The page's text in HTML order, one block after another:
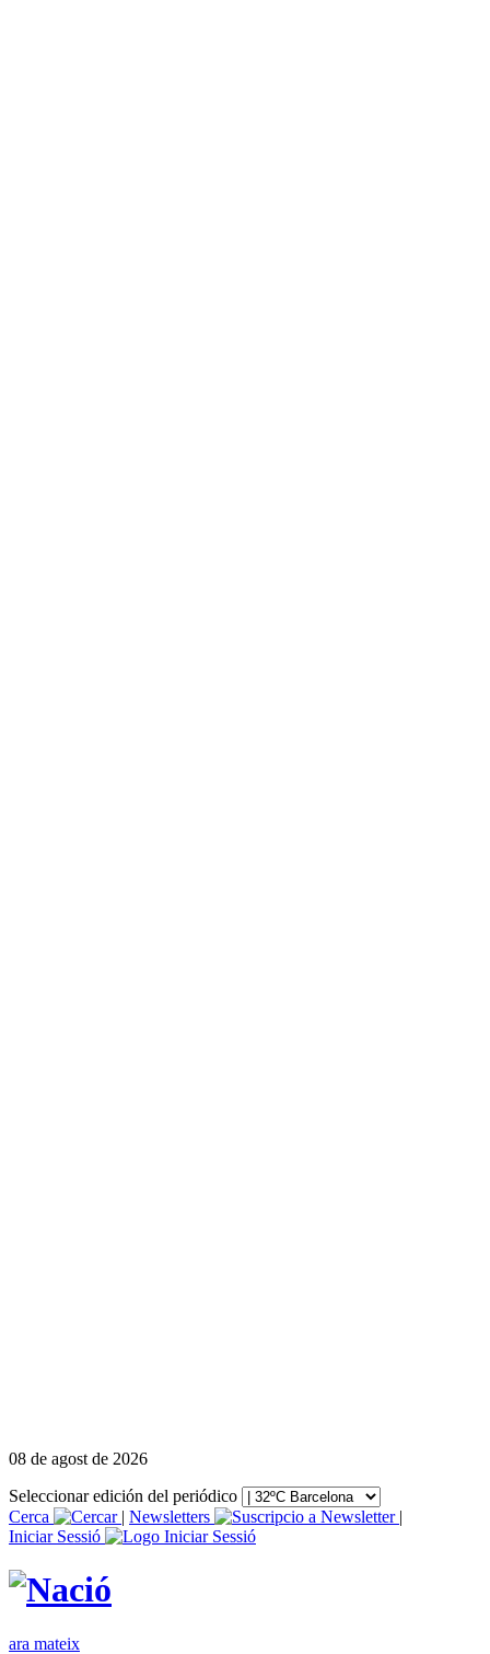
08 de agost de 2026
Seleccionar edición del periódico
Cerca
| Newsletters
|
Iniciar Sessió
ara mateix